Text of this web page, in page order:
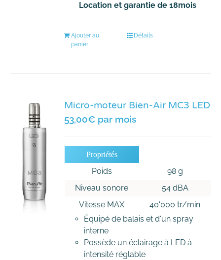
Location et garantie de 18mois
Ajouter au
panier
Détails
Micro-moteur Bien-Air MC3 LED
53,00€ par mois
Propriétés
Poids
98 g
Niveau sonore
54 dBA
Vitesse MAX
40'000 tr/min
Équipé de balais et d'un spray
interne
Possède un éclairage à LED à
intensité réglable